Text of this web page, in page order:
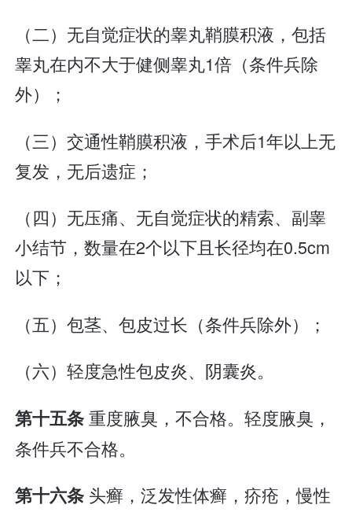
（二）无自觉症状的睾丸鞘膜积液，包括
睾丸在内不大于健侧睾丸1倍（条件兵除
外）；
（三）交通性鞘膜积液，手术后1年以上无
复发，无后遗症；
（四）无压痛、无自觉症状的精索、副睾
小结节，数量在2个以下且长径均在0.5cm
以下；
（五）包茎、包皮过长（条件兵除外）；
（六）轻度急性包皮炎、阴囊炎。
第十五条重度腋臭，不合格。轻度腋臭，
条件兵不合格。
第十六条 头癣，泛发性体癣，疥疮，慢性